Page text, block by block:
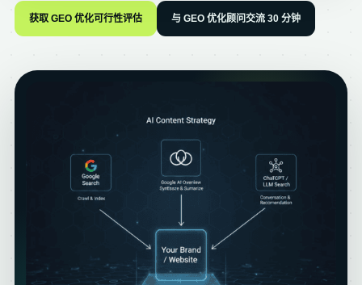
获取 GEO 优化可行性评估 与 GEO 优化顾问交流 30 分钟